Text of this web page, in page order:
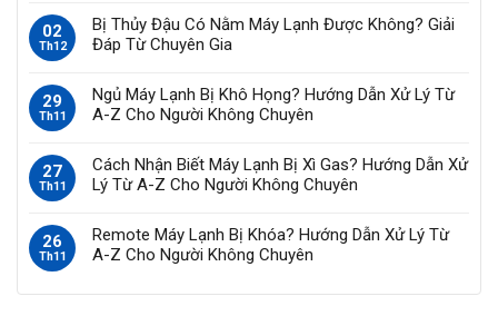
02
Th12
Bị Thủy Đậu Có Nằm Máy Lạnh Được Không? Giải
Đáp Từ Chuyên Gia
29
Th11
Ngủ Máy Lạnh Bị Khô Họng? Hướng Dẫn Xử Lý Từ
A-Z Cho Người Không Chuyên
27
Th11
Cách Nhận Biết Máy Lạnh Bị Xì Gas? Hướng Dẫn Xử
Lý Từ A-Z Cho Người Không Chuyên
26
Th11
Remote Máy Lạnh Bị Khóa? Hướng Dẫn Xử Lý Từ
A-Z Cho Người Không Chuyên